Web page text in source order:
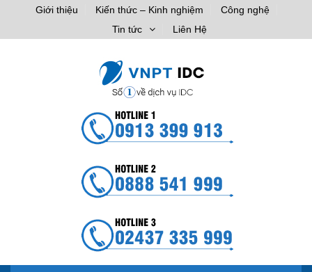
Giới thiệu Kiến thức – Kinh nghiệm
Công nghệ
Tin tức
Liên Hệ